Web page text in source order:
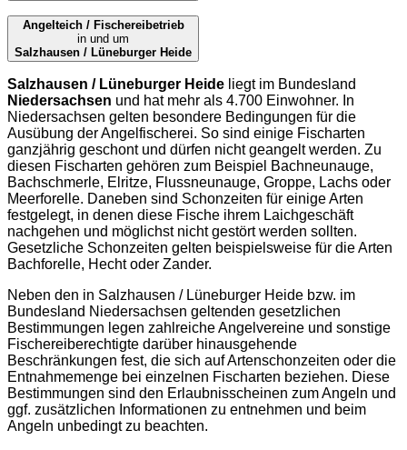
Angelteich / Fischereibetrieb
in und um
Salzhausen / Lüneburger Heide
Salzhausen / Lüneburger Heide liegt im Bundesland
Niedersachsen und hat mehr als 4.700 Einwohner. In
Niedersachsen gelten besondere Bedingungen für die
Ausübung der Angelfischerei. So sind einige Fischarten
ganzjährig geschont und dürfen nicht geangelt werden. Zu
diesen Fischarten gehören zum Beispiel Bachneunauge,
Bachschmerle, Elritze, Flussneunauge, Groppe, Lachs oder
Meerforelle. Daneben sind Schonzeiten für einige Arten
festgelegt, in denen diese Fische ihrem Laichgeschäft
nachgehen und möglichst nicht gestört werden sollten.
Gesetzliche Schonzeiten gelten beispielsweise für die Arten
Bachforelle, Hecht oder Zander.
Neben den in Salzhausen / Lüneburger Heide bzw. im
Bundesland Niedersachsen geltenden gesetzlichen
Bestimmungen legen zahlreiche Angelvereine und sonstige
Fischereiberechtigte darüber hinausgehende
Beschränkungen fest, die sich auf Artenschonzeiten oder die
Entnahmemenge bei einzelnen Fischarten beziehen. Diese
Bestimmungen sind den Erlaubnisscheinen zum Angeln und
ggf. zusätzlichen Informationen zu entnehmen und beim
Angeln unbedingt zu beachten.